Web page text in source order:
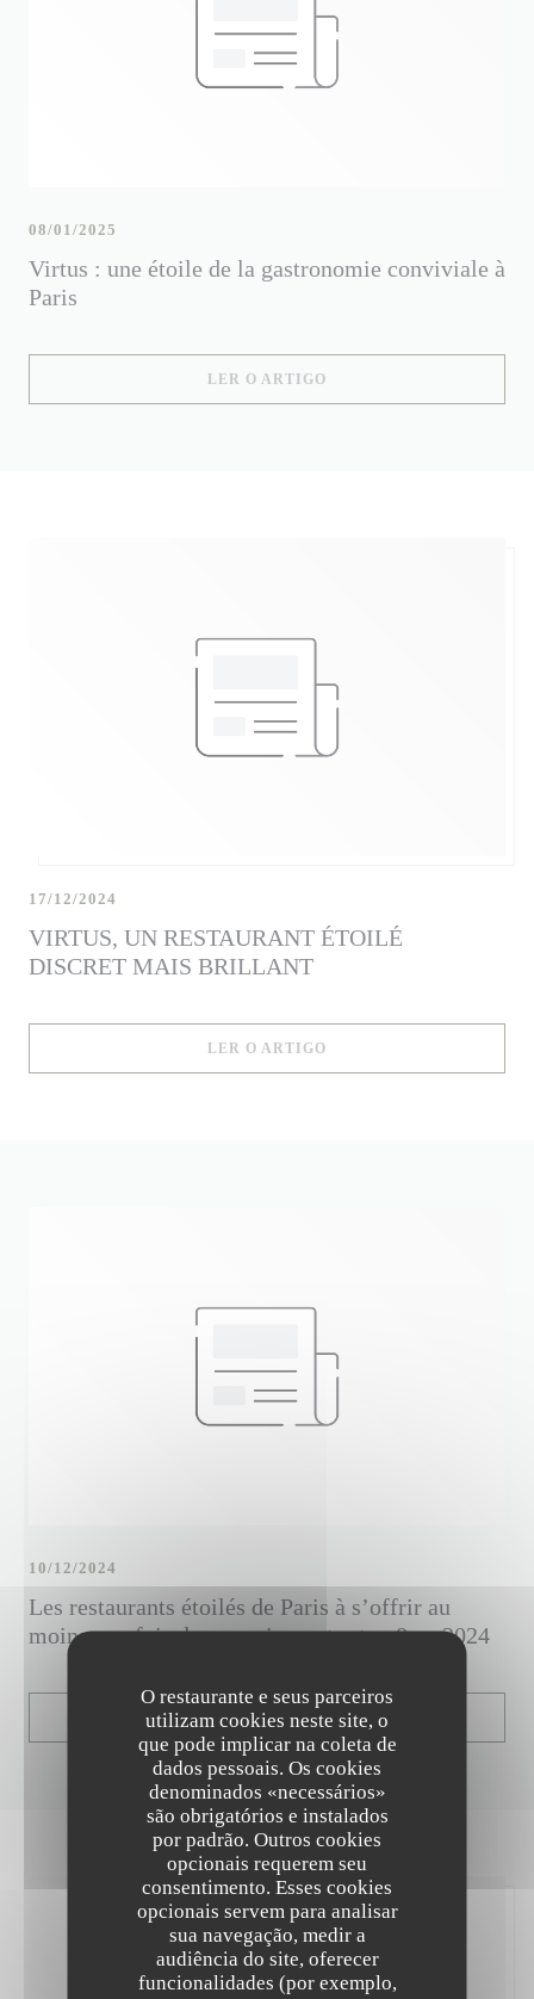
O restaurante e seus parceiros
utilizam cookies neste site, o
que pode implicar na coleta de
dados pessoais. Os cookies
denominados «necessários»
são obrigatórios e instalados
por padrão. Outros cookies
opcionais requerem seu
consentimento. Esses cookies
opcionais servem para analisar
sua navegação, medir a
audiência do site, oferecer
funcionalidades (por exemplo,
Virtus : une étoile de la gastronomie conviviale à
Paris
08/01/2025
LER O ARTIGO((ABRE NUMA NOVA
VIRTUS, UN RESTAURANT ÉTOILÉ
DISCRET MAIS BRILLANT
17/12/2024
LER O ARTIGO((ABRE NUMA NOVA
Les restaurants étoilés de Paris à s’offrir au
moins une fois dans sa vie : notre top 8 en 2024
10/12/2024
LER O ARTIGO((ABRE NUMA NOVA